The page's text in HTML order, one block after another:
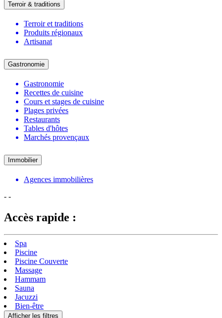
Terroir & traditions
Terroir et traditions
Produits régionaux
Artisanat
Gastronomie
Gastronomie
Recettes de cuisine
Cours et stages de cuisine
Plages privées
Restaurants
Tables d'hôtes
Marchés provençaux
Immobilier
Agences immobilières
- -
Accès rapide :
Spa
Piscine
Piscine Couverte
Massage
Hammam
Sauna
Jacuzzi
Bien-être
Afficher les filtres